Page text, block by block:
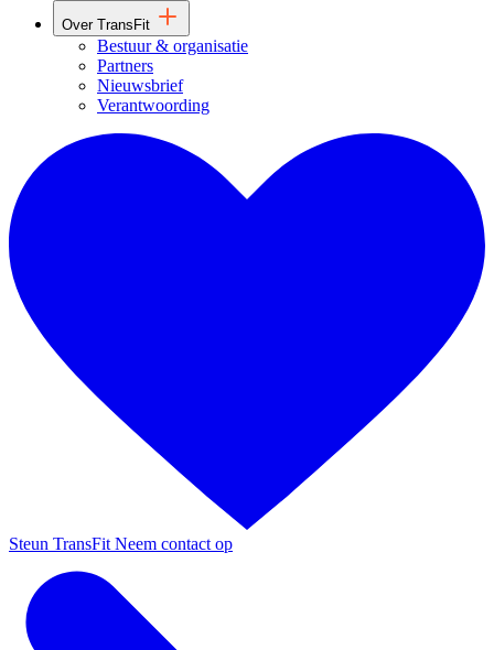
Over TransFit
Bestuur & organisatie
Partners
Nieuwsbrief
Verantwoording
Steun TransFit Neem contact op